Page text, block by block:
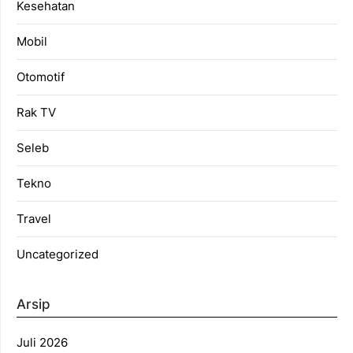
Kesehatan
Mobil
Otomotif
Rak TV
Seleb
Tekno
Travel
Uncategorized
Arsip
Juli 2026